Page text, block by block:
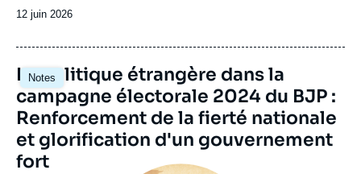
Date
publication
12 juin 2026
Notes
Image
principale
La politique étrangère dans la
campagne électorale 2024 du BJP :
Renforcement de la fierté nationale
et glorification d'un gouvernement
fort